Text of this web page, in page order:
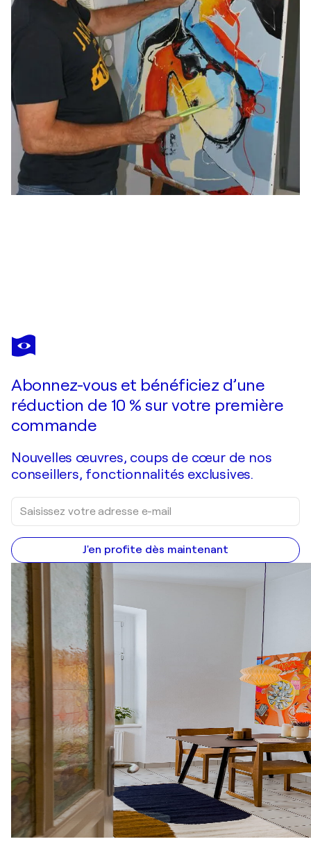
JEAN-LUC LOPEZ
La Liberté guidant le peuple d'après Delacroix
Abonnez-vous et bénéficiez d’une
réduction de 10 % sur votre première
commande
Nouvelles œuvres, coups de cœur de nos
conseillers, fonctionnalités exclusives.
J'en profite dès maintenant